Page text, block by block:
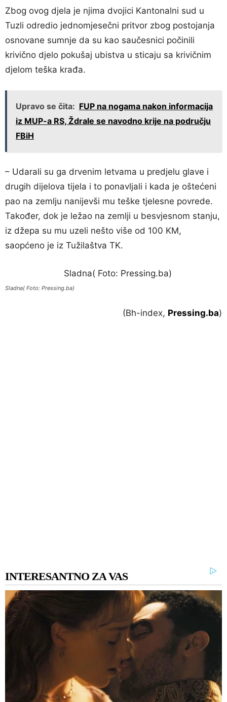
Zbog ovog djela je njima dvojici Kantonalni sud u
Tuzli odredio jednomjesečni pritvor zbog postojanja
osnovane sumnje da su kao saučesnici počinili
krivično djelo pokušaj ubistva u sticaju sa krivičnim
djelom teška krađa.
Upravo se čita: FUP na nogama nakon informacija
iz MUP-a RS, Ždrale se navodno krije na području
FBiH
– Udarali su ga drvenim letvama u predjelu glave i
drugih dijelova tijela i to ponavljali i kada je oštećeni
pao na zemlju nanijevši mu teške tjelesne povrede.
Također, dok je ležao na zemlji u besvjesnom stanju,
iz džepa su mu uzeli nešto više od 100 KM,
saopćeno je iz Tužilaštva TK.
Sladna( Foto: Pressing.ba)
(Bh-index, Pressing.ba)